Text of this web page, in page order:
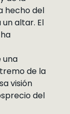
hecho del
altar. El
una
de la
visión
del